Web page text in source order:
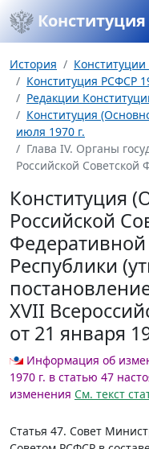
История
Конституция РСФСР
Редакции
Конституция
июля 1970 г.
Глава IV. Органы
Российской Советской
Конституция
Российской
Республики
XVII
от 21 января
Информация об
1970 г. в статью 47
изменения См. текст
Статья 47. Совет